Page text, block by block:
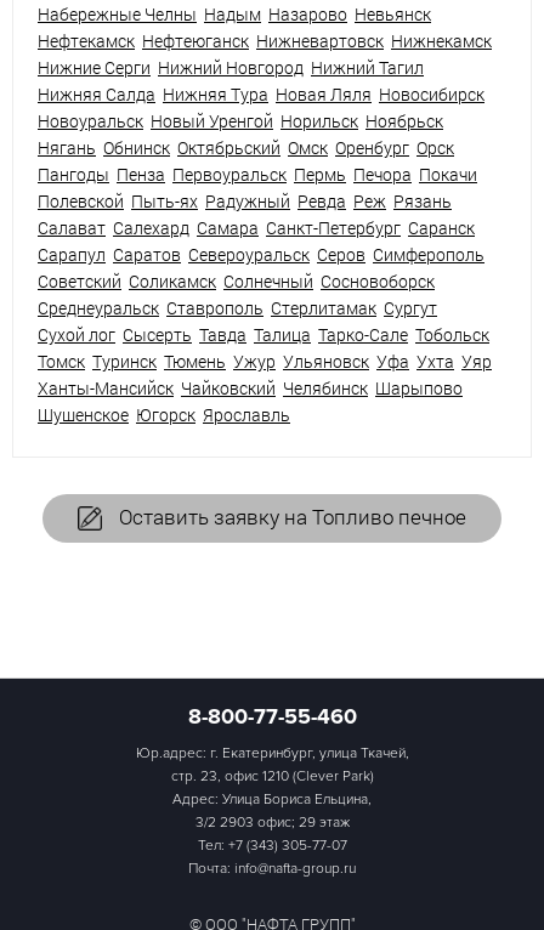
Набережные Челны Надым Назарово Невьянск
Нефтекамск Нефтеюганск Нижневартовск Нижнекамск
Нижние Серги Нижний Новгород Нижний Тагил
Нижняя Салда Нижняя Тура Новая Ляля Новосибирск
Новоуральск Новый Уренгой Норильск Ноябрьск
Нягань Обнинск Октябрьский Омск Оренбург Орск
Пангоды Пенза Первоуральск Пермь Печора Покачи
Полевской Пыть-ях Радужный Ревда Реж Рязань
Салават Салехард Самара Санкт-Петербург Саранск
Сарапул Саратов Североуральск Серов Симферополь
Советский Соликамск Солнечный Сосновоборск
Среднеуральск Ставрополь Стерлитамак Сургут
Сухой лог Сысерть Тавда Талица Тарко-Сале Тобольск
Томск Туринск Тюмень Ужур Ульяновск Уфа Ухта Уяр
Ханты-Мансийск Чайковский Челябинск Шарыпово
Шушенское Югорск Ярославль
Оставить заявку на Топливо печное
8-800-77-55-460
Юр.адрес: г. Екатеринбург, улица Ткачей,
стр. 23, офис 1210 (Clever Park)
Адрес: Улица Бориса Ельцина,
3/2 2903 офис; 29 этаж
Тел: +7 (343) 305-77-07
Почта: info@nafta-group.ru
© ООО "НАФТА ГРУПП"